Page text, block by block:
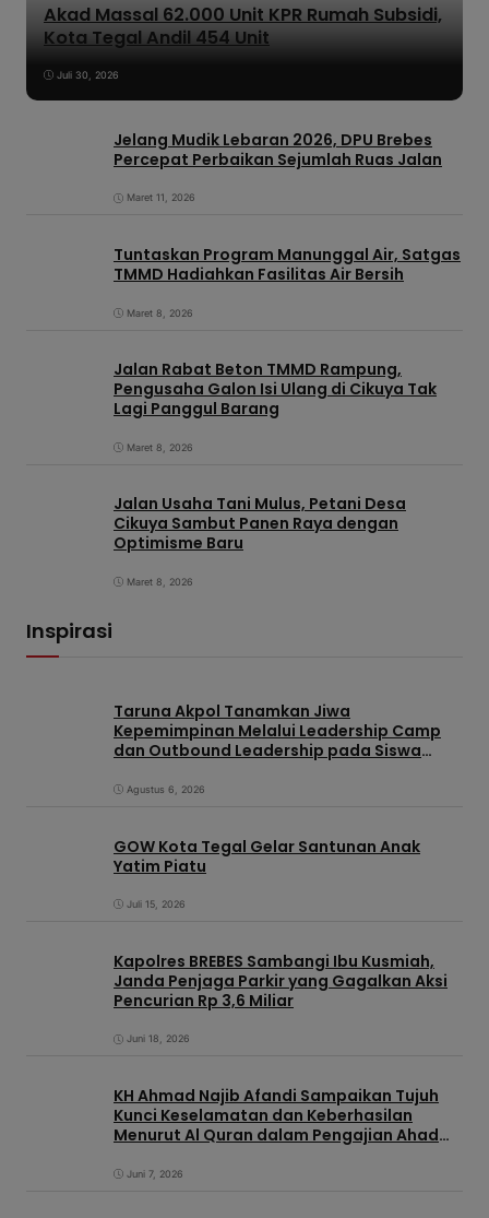
Akad Massal 62.000 Unit KPR Rumah Subsidi,
Kota Tegal Andil 454 Unit
Juli 30, 2026
Jelang Mudik Lebaran 2026, DPU Brebes
Percepat Perbaikan Sejumlah Ruas Jalan
Maret 11, 2026
Tuntaskan Program Manunggal Air, Satgas
TMMD Hadiahkan Fasilitas Air Bersih
Maret 8, 2026
Jalan Rabat Beton TMMD Rampung,
Pengusaha Galon Isi Ulang di Cikuya Tak
Lagi Panggul Barang
Maret 8, 2026
Jalan Usaha Tani Mulus, Petani Desa
Cikuya Sambut Panen Raya dengan
Optimisme Baru
Maret 8, 2026
Inspirasi
Taruna Akpol Tanamkan Jiwa
Kepemimpinan Melalui Leadership Camp
dan Outbound Leadership pada Siswa
Agustus 6, 2026
GOW Kota Tegal Gelar Santunan Anak
Yatim Piatu
Juli 15, 2026
Kapolres BREBES Sambangi Ibu Kusmiah,
Janda Penjaga Parkir yang Gagalkan Aksi
Pencurian Rp 3,6 Miliar
Juni 18, 2026
KH Ahmad Najib Afandi Sampaikan Tujuh
Kunci Keselamatan dan Keberhasilan
Menurut Al Quran dalam Pengajian Ahad
Juni 7, 2026